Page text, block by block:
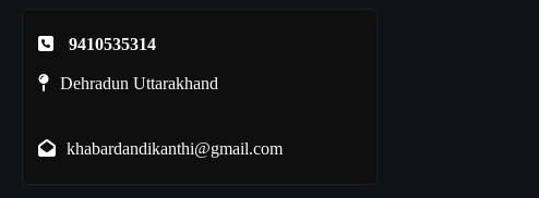
9410535314
Dehradun Uttarakhand
khabardandikanthi@gmail.com